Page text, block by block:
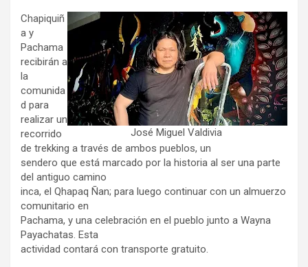
José Miguel Valdivia
Chapiquiñ
a y
Pachama
recibirán a
la
comunida
d para
realizar un
recorrido
de trekking a través de ambos pueblos, un
sendero que está marcado por la historia al ser una parte
del antiguo camino
inca, el Qhapaq Ñan; para luego continuar con un almuerzo
comunitario en
Pachama, y una celebración en el pueblo junto a Wayna
Payachatas. Esta
actividad contará con transporte gratuito.